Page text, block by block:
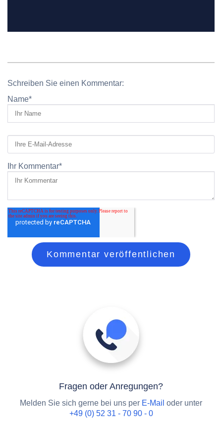
Schreiben Sie einen Kommentar:
Name*
Ihr Kommentar*
Fragen oder Anregungen?
Melden Sie sich gerne bei uns per E-Mail oder unter
+49 (0) 52 31 - 70 90 - 0